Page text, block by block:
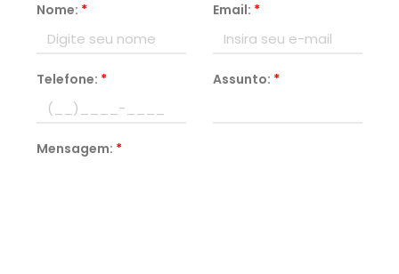
Nome: * Email: *
Telefone: * Assunto: *
Mensagem: *